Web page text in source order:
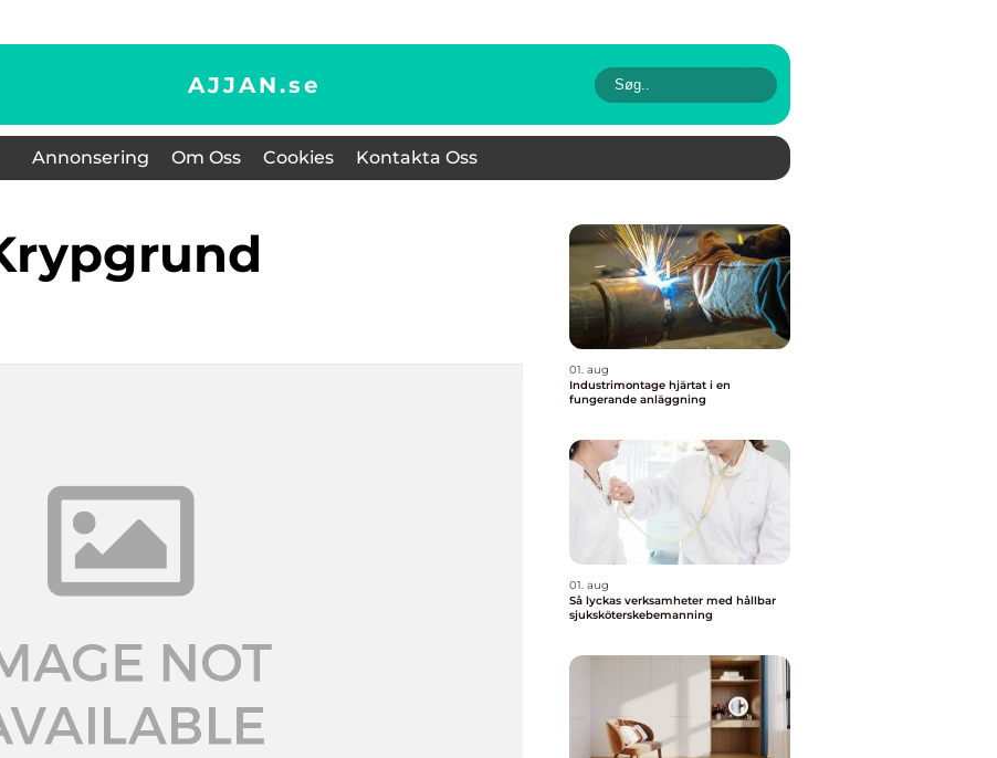
AJJAN.se
Annonsering Om Oss Cookies Kontakta Oss
Krypgrund
01. aug
Industrimontage hjärtat i en
fungerande anläggning
01. aug
Så lyckas verksamheter med hållbar
sjuksköterskebemanning